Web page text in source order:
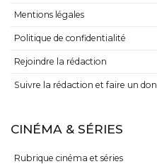
Mentions légales
Politique de confidentialité
Rejoindre la rédaction
Suivre la rédaction et faire un don
CINÉMA & SÉRIES
Rubrique cinéma et séries